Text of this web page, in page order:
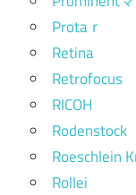
Protaｒ
Retina
Retrofocus
RICOH
Rodenstock
Roeschlein
Rollei